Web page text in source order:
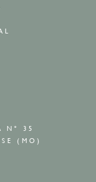
N° 35
(MO)